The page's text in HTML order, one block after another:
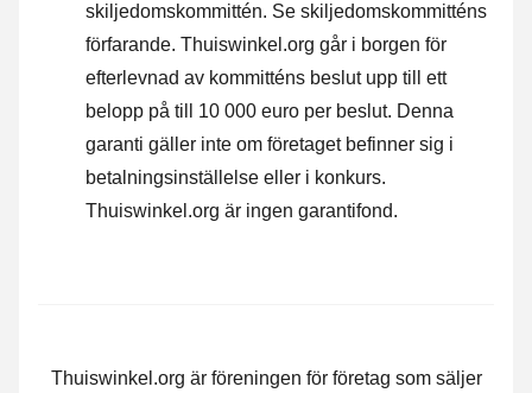
skiljedomskommittén. Se skiljedomskommitténs
förfarande. Thuiswinkel.org går i borgen för
efterlevnad av kommitténs beslut upp till ett
belopp på till 10 000 euro per beslut. Denna
garanti gäller inte om företaget befinner sig i
betalningsinställelse eller i konkurs.
Thuiswinkel.org är ingen garantifond.
Thuiswinkel.org är föreningen för företag som säljer